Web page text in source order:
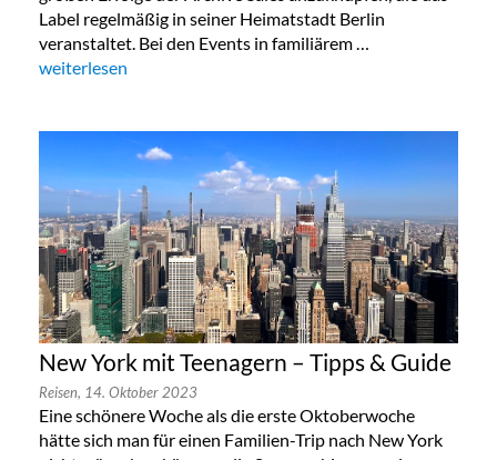
Label regelmäßig in seiner Heimatstadt Berlin
veranstaltet. Bei den Events in familiärem …
„Lala Berlin Flash Sale in München 24. bis 26.Oktober 2023“
weiterlesen
New York mit Teenagern – Tipps & Guide
Reisen, 14. Oktober 2023
Eine schönere Woche als die erste Oktoberwoche
hätte sich man für einen Familien-Trip nach New York